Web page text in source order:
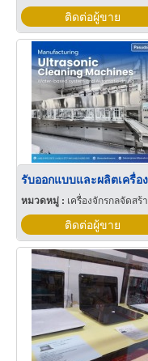
ติดต่อผู้ขาย
หมวดหมู่ : เครื่องจักรกลจัดสร้างตามสั่ง
ติดต่อผู้ขาย